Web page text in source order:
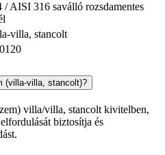
/ AISI 316 saválló rozsdamentes
villa, stancolt
(villa-villa, stancolt)?
villa/villa, stancolt kivitelben,
biztosítja és